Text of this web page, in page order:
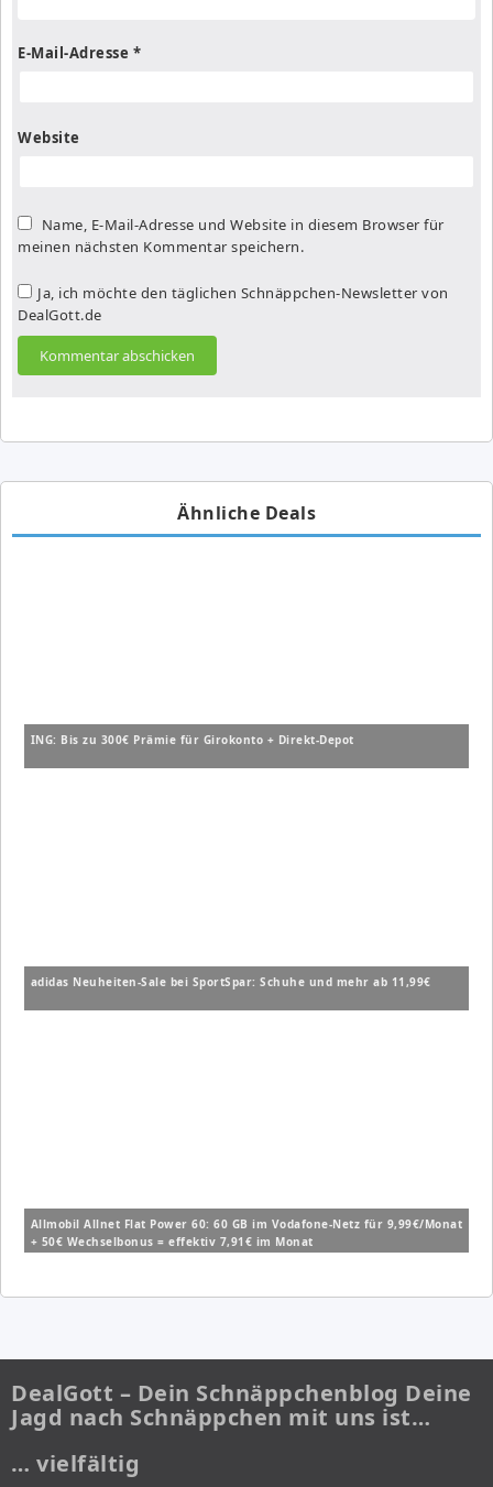
E-Mail-Adresse *
Website
Name, E-Mail-Adresse und Website in diesem Browser für
meinen nächsten Kommentar speichern.
Ja, ich möchte den täglichen Schnäppchen-Newsletter von
DealGott.de
Ähnliche Deals
ING: Bis zu 300€ Prämie für Girokonto + Direkt-Depot
adidas Neuheiten-Sale bei SportSpar: Schuhe und mehr ab 11,99€
Allmobil Allnet Flat Power 60: 60 GB im Vodafone-Netz für 9,99€/Monat
+ 50€ Wechselbonus = effektiv 7,91€ im Monat
DealGott – Dein Schnäppchenblog Deine
Jagd nach Schnäppchen mit uns ist…
… vielfältig